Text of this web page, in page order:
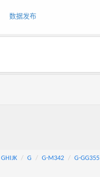
数据发布
GHIJK G G-M342 G-GG355